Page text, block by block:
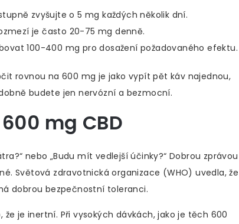
zvyšujte o 5 mg každých několik dní.
je často 20-75 mg denně.
100-400 mg pro dosažení požadovaného efektu.
rovnou na 600 mg je jako vypít pět káv najednou,
budete jen nervózní a bezmocní.
mg CBD
nebo „Budu mít vedlejší účinky?“ Dobrou zprávou
Světová zdravotnická organizace (WHO) uvedla, že
dobrou bezpečnostní toleranci.
je inertní. Při vysokých dávkách, jako je těch 600